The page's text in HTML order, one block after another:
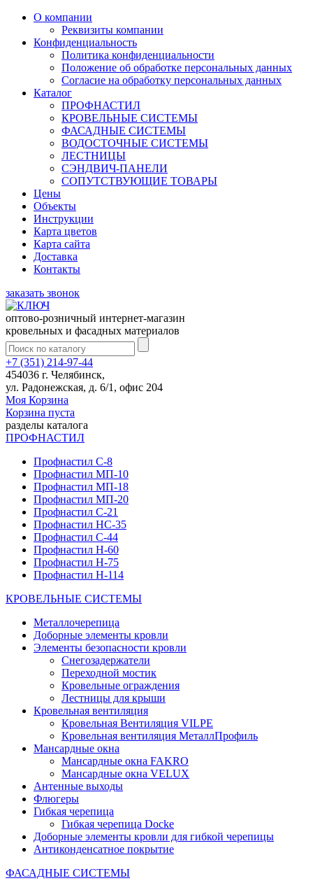
О компании
Реквизиты компании
Конфиденциальность
Политика конфиденциальности
Положение об обработке персональных данных
Согласие на обработку персональных данных
Каталог
ПРОФНАСТИЛ
КРОВЕЛЬНЫЕ СИСТЕМЫ
ФАСАДНЫЕ СИСТЕМЫ
ВОДОСТОЧНЫЕ СИСТЕМЫ
ЛЕСТНИЦЫ
СЭНДВИЧ-ПАНЕЛИ
СОПУТСТВУЮЩИЕ ТОВАРЫ
Цены
Объекты
Инструкции
Карта цветов
Карта сайта
Доставка
Контакты
заказать звонок
оптово-розничный интернет-магазин
кровельных и фасадных материалов
+7 (351) 214-97-44
454036 г. Челябинск,
ул. Радонежская, д. 6/1, офис 204
Моя Корзина
Корзина пуста
разделы каталога
ПРОФНАСТИЛ
Профнастил С-8
Профнастил МП-10
Профнастил МП-18
Профнастил МП-20
Профнастил С-21
Профнастил НС-35
Профнастил С-44
Профнастил Н-60
Профнастил Н-75
Профнастил Н-114
КРОВЕЛЬНЫЕ СИСТЕМЫ
Металлочерепица
Доборные элементы кровли
Элементы безопасности кровли
Снегозадержатели
Переходной мостик
Кровельные ограждения
Лестницы для крыши
Кровельная вентиляция
Кровельная Вентиляция VILPE
Кровельная вентиляция МеталлПрофиль
Мансардные окна
Мансардные окна FAKRO
Мансардные окна VELUX
Антенные выходы
Флюгеры
Гибкая черепица
Гибкая черепица Docke
Доборные элементы кровли для гибкой черепицы
Антиконденсатное покрытие
ФАСАДНЫЕ СИСТЕМЫ